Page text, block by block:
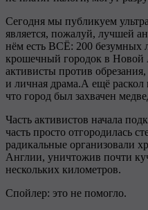
Сегодня мы публикуем
является, пожалуй, лучшей
нём есть ВСЁ: 200
крошечный городок в Новой
активисты против
и личная драма.А ещё
что город был захвачен
Часть активистов начала
часть просто отгородилась
радикальные организовали
Англии, уничтожив почти
нескольких километров.
Спойлер: это не помогло.